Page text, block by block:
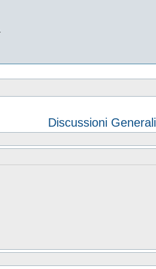
Discussioni Generali